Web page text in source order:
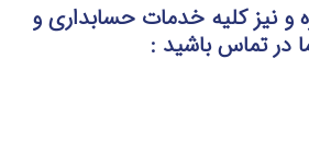
و نیز کلیه خدمات حسابداری و
در تماسباشید :